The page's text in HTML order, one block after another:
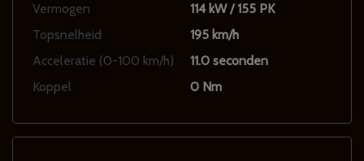
Vermogen
114 kW / 155 PK
Topsnelheid
195 km/h
Acceleratie (0-100 km/h)
11.0 seconden
Koppel
0 Nm